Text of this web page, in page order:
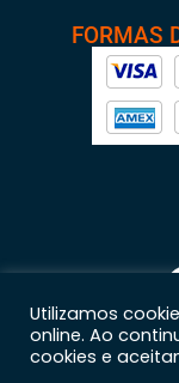
FORMAS
Utilizamos
online. Ao
cookies e